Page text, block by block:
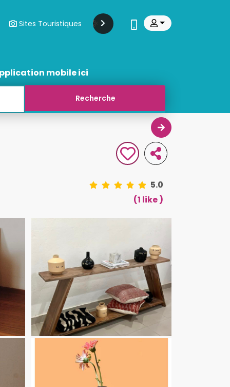
Sites Touristiques Modes Et Beauté
mobile ici
5.0
(1 like )